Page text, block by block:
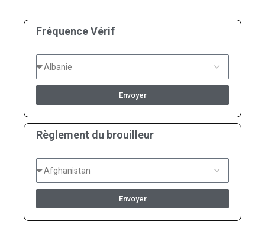
Fréquence Vérif
Envoyer
Règlement du brouilleur
Envoyer